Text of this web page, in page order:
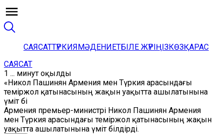
САЯСАТТҮРКИЯМӘДЕНИЕТБІЛЕ ЖҮРІҢІЗКӨЗҚАРАС
САЯСАТ
1 ... минут оқылды
«Никол Пашинян Армения мен Түркия арасындағы
теміржол қатынасының жақын уақытта ашылатынына
үміт бі
Армения премьер-министрі Никол Пашинян Армения
мен Түркия арасындағы теміржол қатынасының жақын
уақытта ашылатынына үміт білдірді.